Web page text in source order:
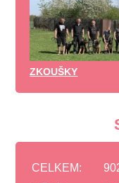
ZKOUŠKY
CELKEM: